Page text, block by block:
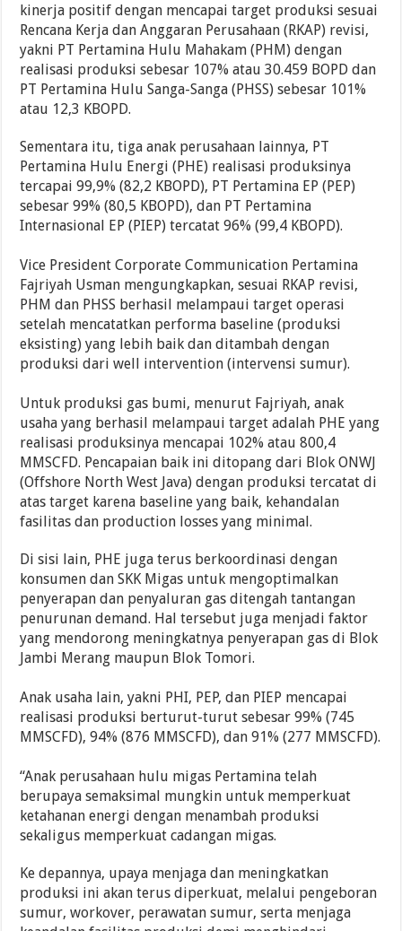
kinerja positif dengan mencapai target produksi sesuai
Rencana Kerja dan Anggaran Perusahaan (RKAP) revisi,
yakni PT Pertamina Hulu Mahakam (PHM) dengan
realisasi produksi sebesar 107% atau 30.459 BOPD dan
PT Pertamina Hulu Sanga-Sanga (PHSS) sebesar 101%
atau 12,3 KBOPD.
Sementara itu, tiga anak perusahaan lainnya, PT
Pertamina Hulu Energi (PHE) realisasi produksinya
tercapai 99,9% (82,2 KBOPD), PT Pertamina EP (PEP)
sebesar 99% (80,5 KBOPD), dan PT Pertamina
Internasional EP (PIEP) tercatat 96% (99,4 KBOPD).
Vice President Corporate Communication Pertamina
Fajriyah Usman mengungkapkan, sesuai RKAP revisi,
PHM dan PHSS berhasil melampaui target operasi
setelah mencatatkan performa baseline (produksi
eksisting) yang lebih baik dan ditambah dengan
produksi dari well intervention (intervensi sumur).
Untuk produksi gas bumi, menurut Fajriyah, anak
usaha yang berhasil melampaui target adalah PHE yang
realisasi produksinya mencapai 102% atau 800,4
MMSCFD. Pencapaian baik ini ditopang dari Blok ONWJ
(Offshore North West Java) dengan produksi tercatat di
atas target karena baseline yang baik, kehandalan
fasilitas dan production losses yang minimal.
Di sisi lain, PHE juga terus berkoordinasi dengan
konsumen dan SKK Migas untuk mengoptimalkan
penyerapan dan penyaluran gas ditengah tantangan
penurunan demand. Hal tersebut juga menjadi faktor
yang mendorong meningkatnya penyerapan gas di Blok
Jambi Merang maupun Blok Tomori.
Anak usaha lain, yakni PHI, PEP, dan PIEP mencapai
realisasi produksi berturut-turut sebesar 99% (745
MMSCFD), 94% (876 MMSCFD), dan 91% (277 MMSCFD).
“Anak perusahaan hulu migas Pertamina telah
berupaya semaksimal mungkin untuk memperkuat
ketahanan energi dengan menambah produksi
sekaligus memperkuat cadangan migas.
Ke depannya, upaya menjaga dan meningkatkan
produksi ini akan terus diperkuat, melalui pengeboran
sumur, workover, perawatan sumur, serta menjaga